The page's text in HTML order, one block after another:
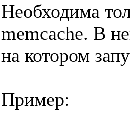
Необходима
memcache. В
на котором
Пример: